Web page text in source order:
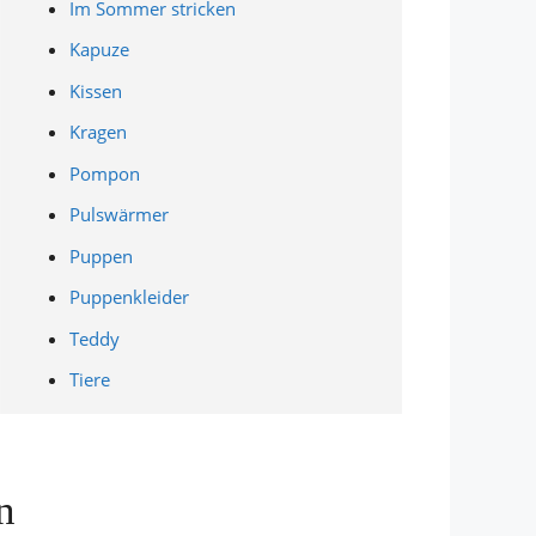
Im Sommer stricken
Kapuze
Kissen
Kragen
Pompon
Pulswärmer
Puppen
Puppenkleider
Teddy
Tiere